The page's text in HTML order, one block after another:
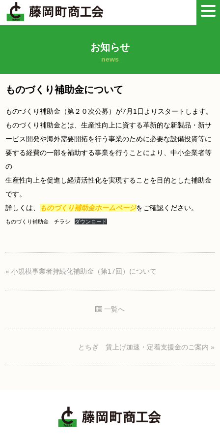
お知らせ
news
ものづくり補助金について
ものづくり補助金（第２０次公募）が7月1日よりスタートします。
ものづくり補助金とは、生産性向上に資する革新的な新製品・新サ
ービス開発や海外需要開拓を行う事業のために必要な設備投資等に
要する経費の一部を補助する事業を行うことにより、中小企業者等
の
生産性向上を促進し経済活性化を実現することを目的とした補助金
です。
詳しくは、
ものづくり補助金ホームページをご確認ください。
ものづくり補助金 チラシ ダウンロード
«小規模事業者持続化補助金（第17回）について
一覧へ
とちぎ 賃上げ加速・定着支援金のご案内 »